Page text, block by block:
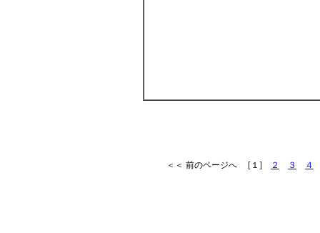
＜＜ 前のページへ [１] ２ ３ ４